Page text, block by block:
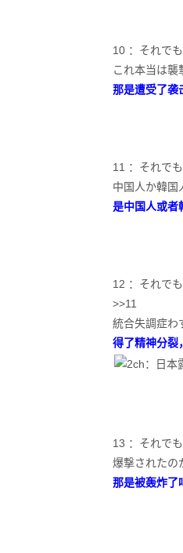
10 ：それで
これ本当は襲
那是遭受了袭
11 ：それで
中国人か韓国
是中国人或者
12 ：それで
>>11
統合失調症わ
得了精神分裂
13 ：それで
爆撃されたの
那是被轰炸了